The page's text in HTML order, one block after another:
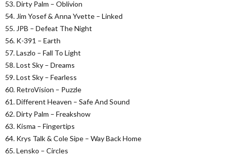
53. Dirty Palm – Oblivion
54. Jim Yosef & Anna Yvette – Linked
55. JPB – Defeat The Night
56. K-391 – Earth
57. Laszlo – Fall To Light
58. Lost Sky – Dreams
59. Lost Sky – Fearless
60. RetroVision – Puzzle
61. Different Heaven – Safe And Sound
62. Dirty Palm – Freakshow
63. Kisma – Fingertips
64. Krys Talk & Cole Sipe – Way Back Home
65. Lensko – Circles